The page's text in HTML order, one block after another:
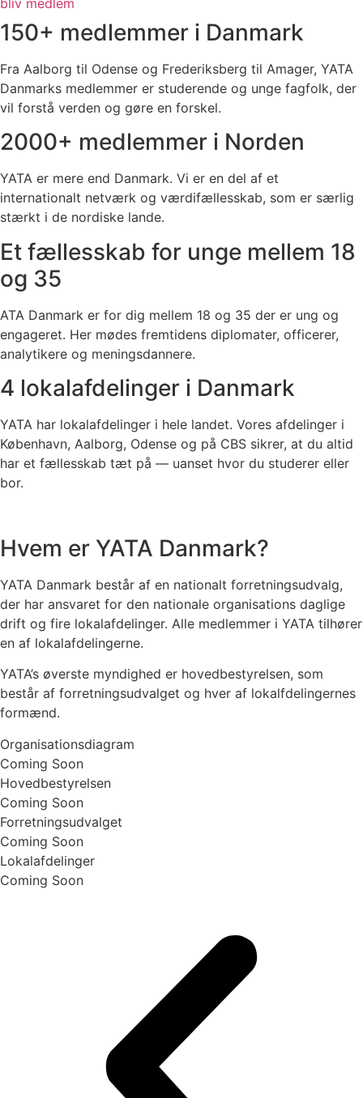
150+ medlemmer i Danmark
Fra Aalborg til Odense og Frederiksberg til Amager, YATA
Danmarks medlemmer er studerende og unge fagfolk, der
vil forstå verden og gøre en forskel.
2000+ medlemmer i Norden
YATA er mere end Danmark. Vi er en del af et
internationalt netværk og værdifællesskab, som er særlig
stærkt i de nordiske lande.
Et fællesskab for unge mellem 18
og 35
ATA Danmark er for dig mellem 18 og 35 der er ung og
engageret. Her mødes fremtidens diplomater, officerer,
analytikere og meningsdannere.
4 lokalafdelinger i Danmark
YATA har lokalafdelinger i hele landet. Vores afdelinger i
København, Aalborg, Odense og på CBS sikrer, at du altid
har et fællesskab tæt på — uanset hvor du studerer eller
bor.
Hvem er YATA Danmark?
YATA Danmark består af en nationalt forretningsudvalg,
der har ansvaret for den nationale organisations daglige
drift og fire lokalafdelinger. Alle medlemmer i YATA tilhører
en af lokalafdelingerne.
YATA’s øverste myndighed er hovedbestyrelsen, som
består af forretningsudvalget og hver af lokalfdelingernes
formænd.
Organisationsdiagram
Coming Soon
Hovedbestyrelsen
Coming Soon
Forretningsudvalget
Coming Soon
Lokalafdelinger
Coming Soon